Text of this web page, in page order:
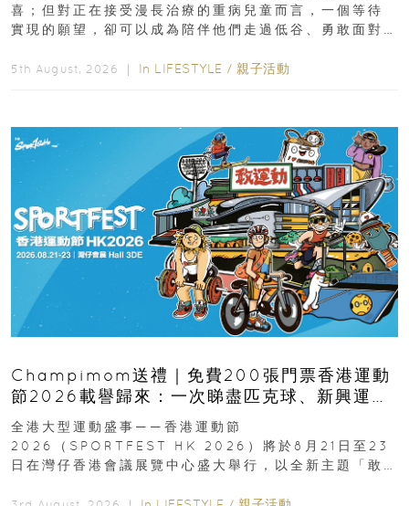
喜；但對正在接受漫長治療的重病兒童而言，一個等待
實現的願望，卻可以成為陪伴他們走過低谷、勇敢面對
5th August, 2026 ｜ In LIFESTYLE / 親子活動
Champimom送禮｜免費200張門票香港運動
節2026載譽歸來：一次睇盡匹克球、新興運
動、街舞比賽＋逾百運動品牌展覽
全港大型運動盛事——香港運動節
2026（SPORTFEST HK 2026）將於8月21日至23
日在灣仔香港會議展覽中心盛大舉行，以全新主題「敢